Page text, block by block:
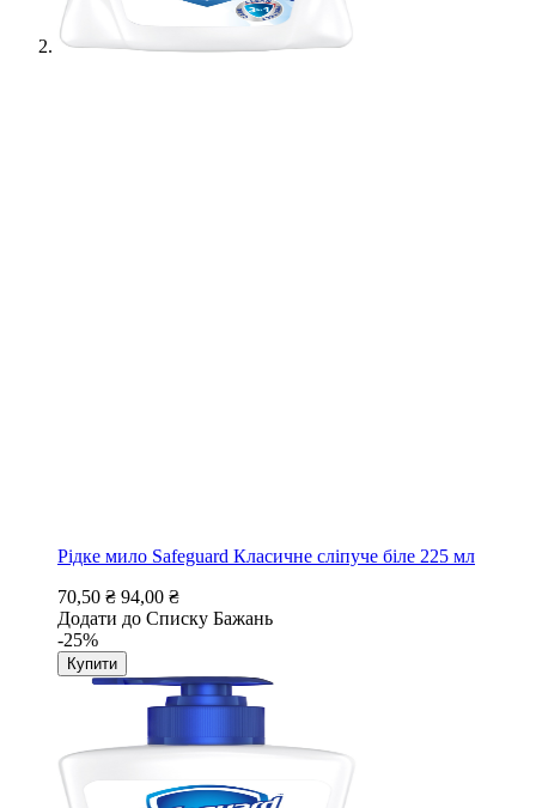
Рідке мило Safeguard Класичне сліпуче біле 225 мл
70,50 ₴ 94,00 ₴
Додати до Списку Бажань
-25%
Купити